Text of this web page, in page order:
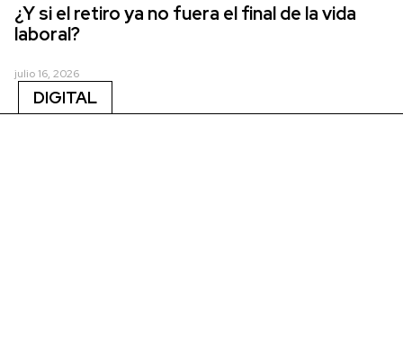
¿Y si el retiro ya no fuera el final de la vida
laboral?
julio 16, 2026
DIGITAL